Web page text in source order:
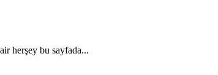
herşey bu sayfada...